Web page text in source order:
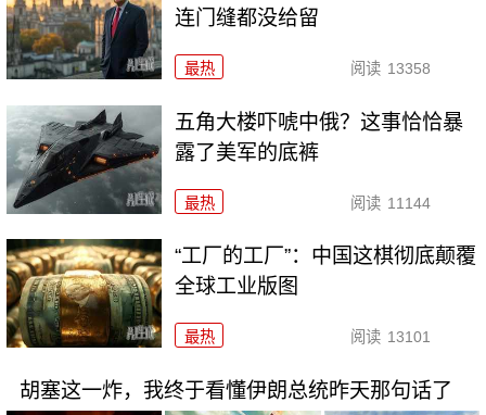
连门缝都没给留
最热 阅读 13358
五角大楼吓唬中俄？这事恰恰暴
露了美军的底裤
最热 阅读 11144
“工厂的工厂”：中国这棋彻底颠覆
全球工业版图
最热 阅读 13101
胡塞这一炸，我终于看懂伊朗总统昨天那句话了